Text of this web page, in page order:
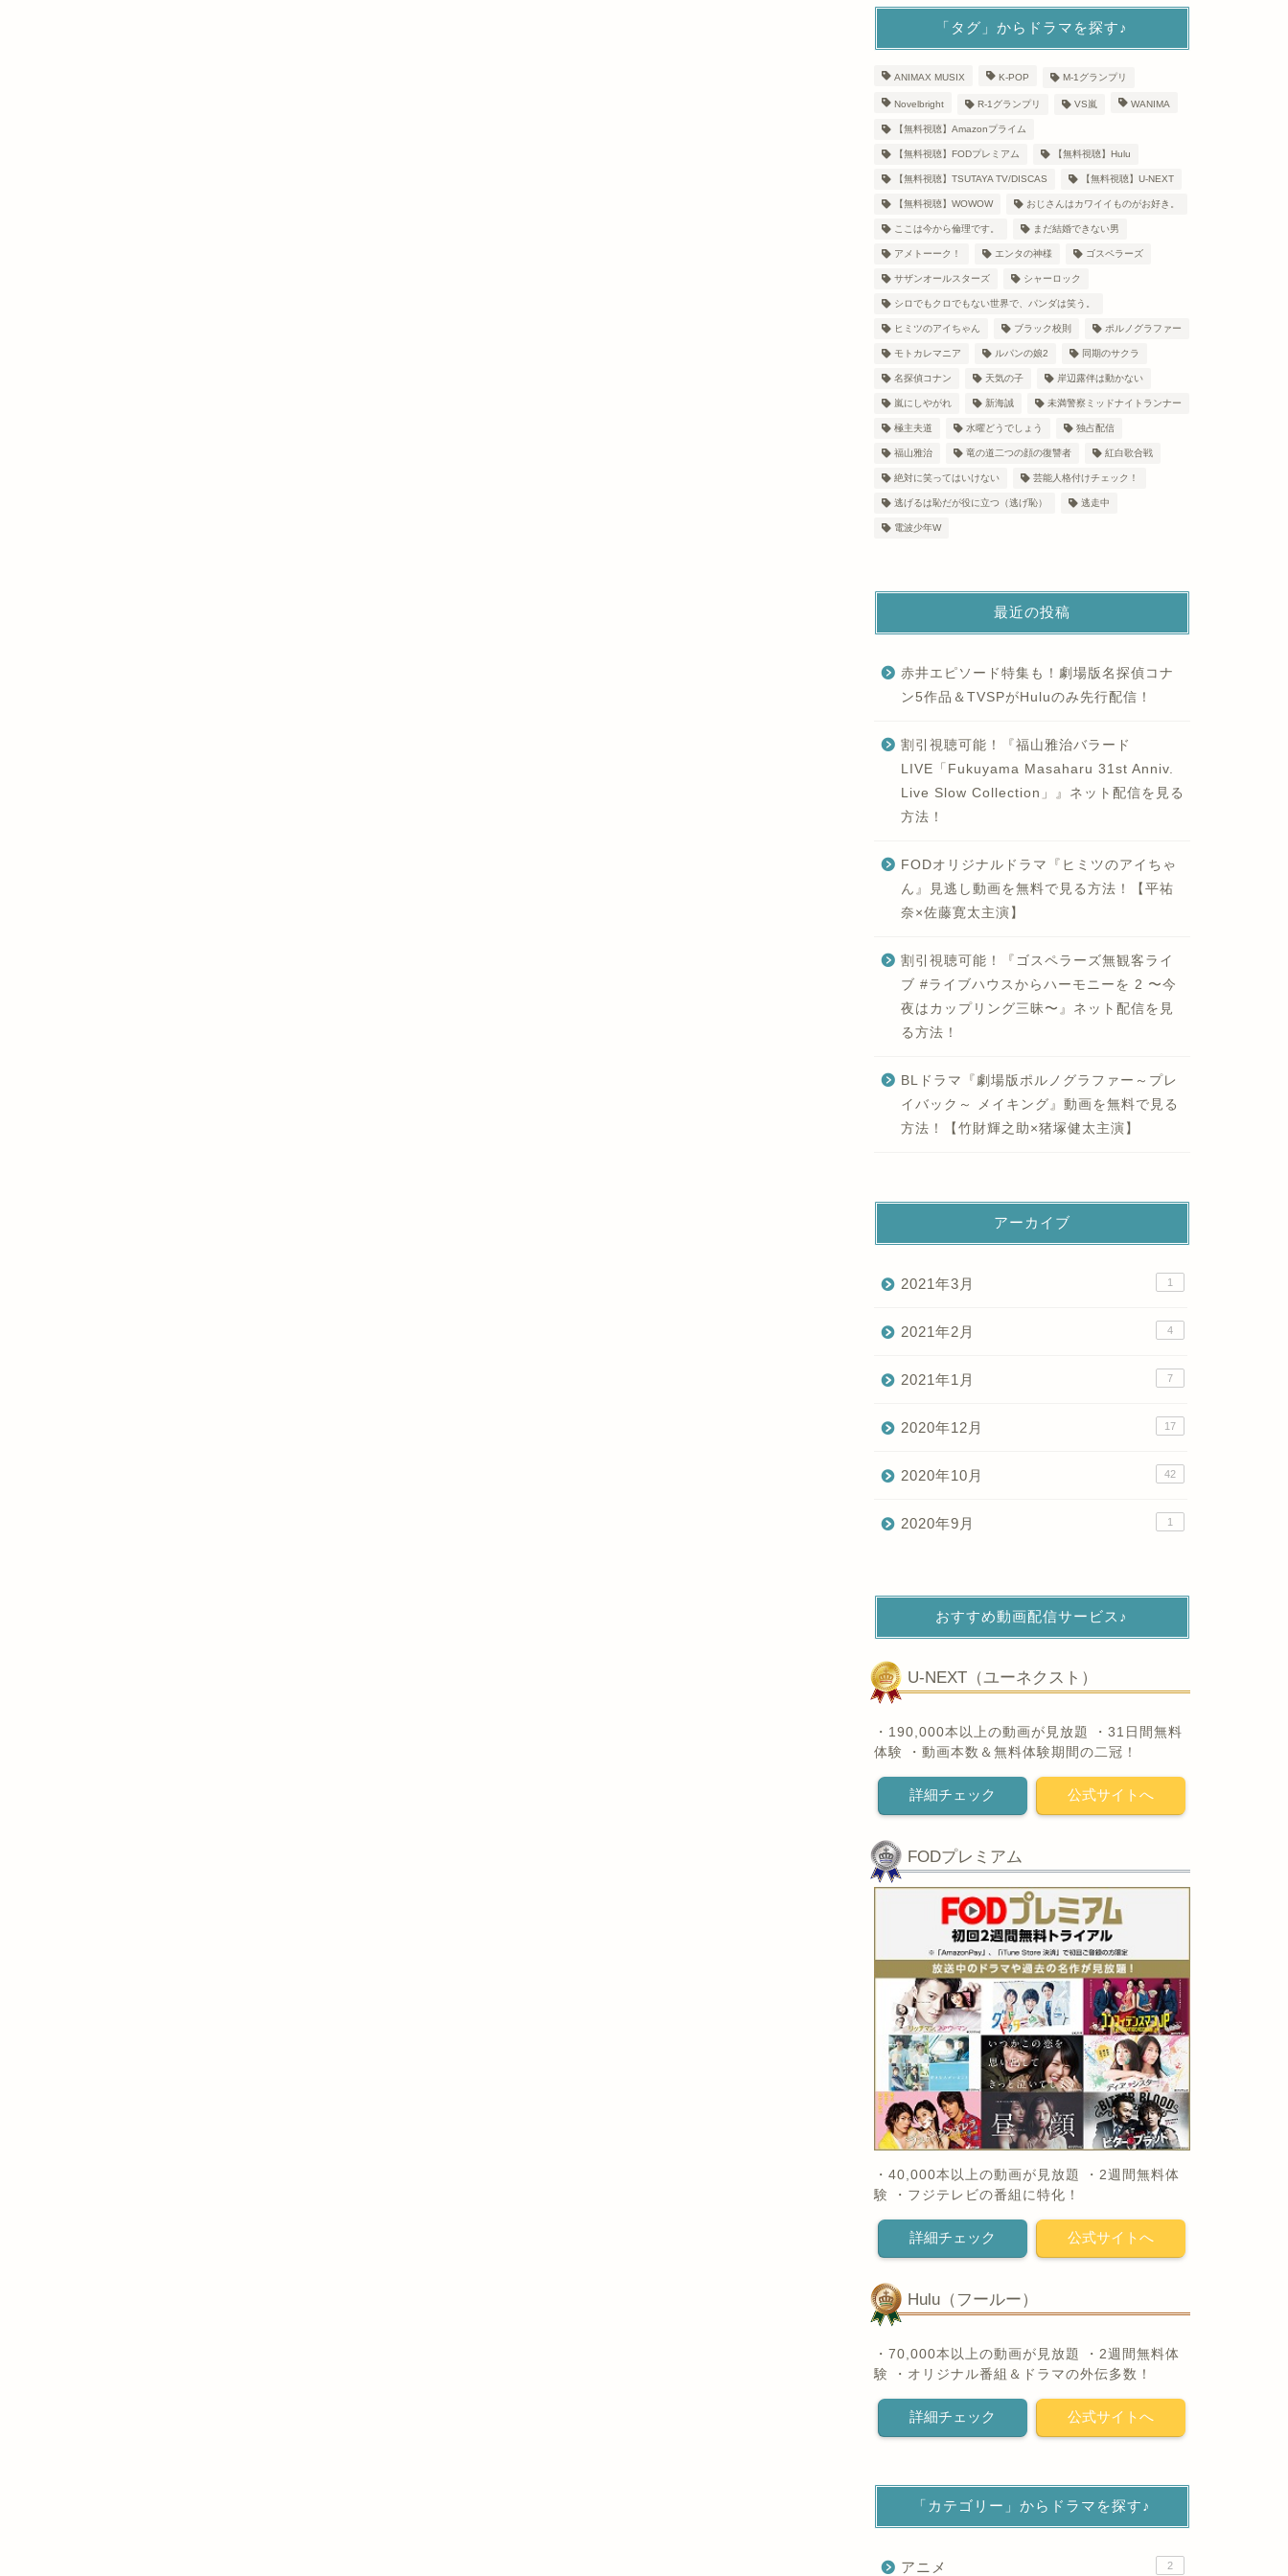
「タグ」からドラマを探す♪
ANIMAX MUSIX K-POP M-1グランプリ
Novelbright R-1グランプリ VS嵐 WANIMA
【無料視聴】Amazonプライム
【無料視聴】FODプレミアム 【無料視聴】Hulu
【無料視聴】TSUTAYA TV/DISCAS 【無料視聴】U-NEXT
【無料視聴】WOWOW おじさんはカワイイものがお好き。
ここは今から倫理です。 まだ結婚できない男
アメトーーク！ エンタの神様 ゴスペラーズ
サザンオールスターズ シャーロック
シロでもクロでもない世界で、パンダは笑う。
ヒミツのアイちゃん ブラック校則 ポルノグラファー
モトカレマニア ルパンの娘2 同期のサクラ
名探偵コナン 天気の子 岸辺露伴は動かない
嵐にしやがれ 新海誠 未満警察ミッドナイトランナー
極主夫道 水曜どうでしょう 独占配信
福山雅治 竜の道二つの顔の復讐者 紅白歌合戦
絶対に笑ってはいけない 芸能人格付けチェック！
逃げるは恥だが役に立つ（逃げ恥） 逃走中
電波少年W
最近の投稿
赤井エピソード特集も！劇場版名探偵コナ
ン5作品＆TVSPがHuluのみ先行配信！
割引視聴可能！『福山雅治バラード
LIVE「Fukuyama Masaharu 31st Anniv.
Live Slow Collection」』ネット配信を見る
方法！
FODオリジナルドラマ『ヒミツのアイちゃ
ん』見逃し動画を無料で見る方法！【平祐
奈×佐藤寛太主演】
割引視聴可能！『ゴスペラーズ無観客ライ
ブ #ライブハウスからハーモニーを 2 〜今
夜はカップリング三昧〜』ネット配信を見
る方法！
BLドラマ『劇場版ポルノグラファー～プレ
イバック～ メイキング』動画を無料で見る
方法！【竹財輝之助×猪塚健太主演】
アーカイブ
2021年3月 1
2021年2月 4
2021年1月 7
2020年12月 17
2020年10月 42
2020年9月 1
おすすめ動画配信サービス♪
U-NEXT（ユーネクスト）
・190,000本以上の動画が見放題 ・31日間無料
体験 ・動画本数＆無料体験期間の二冠！
詳細チェック 公式サイトへ
FODプレミアム
・40,000本以上の動画が見放題 ・2週間無料体
験 ・フジテレビの番組に特化！
詳細チェック 公式サイトへ
Hulu（フールー）
・70,000本以上の動画が見放題 ・2週間無料体
験 ・オリジナル番組＆ドラマの外伝多数！
詳細チェック 公式サイトへ
「カテゴリー」からドラマを探す♪
アニメ 2